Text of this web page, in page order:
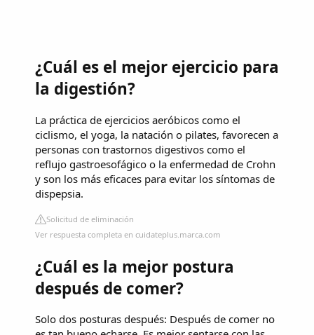
¿Cuál es el mejor ejercicio para
la digestión?
La práctica de ejercicios aeróbicos como el
ciclismo, el yoga, la natación o pilates, favorecen a
personas con trastornos digestivos como el
reflujo gastroesofágico o la enfermedad de Crohn
y son los más eficaces para evitar los síntomas de
dispepsia.
Solicitud de eliminación
Ver respuesta completa en cuidateplus.marca.com
¿Cuál es la mejor postura
después de comer?
Solo dos posturas después: Después de comer no